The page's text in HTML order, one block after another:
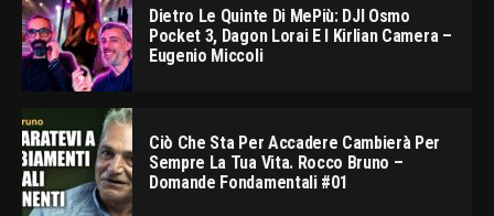
Dietro Le Quinte Di MePiù: DJI Osmo
Pocket 3, Dagon Lorai E I Kirlian Camera –
Eugenio Miccoli
Ciò Che Sta Per Accadere Cambierà Per
Sempre La Tua Vita. Rocco Bruno –
Domande Fondamentali #01